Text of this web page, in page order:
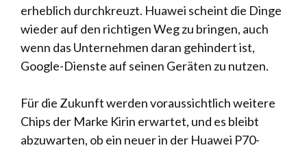
erheblich durchkreuzt. Huawei scheint die Dinge
wieder auf den richtigen Weg zu bringen, auch
wenn das Unternehmen daran gehindert ist,
Google-Dienste auf seinen Geräten zu nutzen.
Für die Zukunft werden voraussichtlich weitere
Chips der Marke Kirin erwartet, und es bleibt
abzuwarten, ob ein neuer in der Huawei P70-